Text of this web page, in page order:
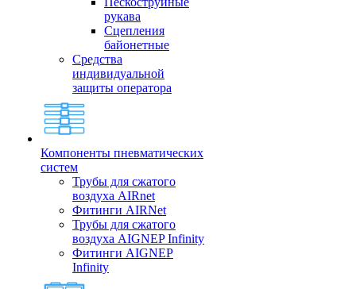
рукава
Сцепления
байонетные
Средства
индивидуальной
защиты оператора
Компоненты пневматических
систем
Трубы для сжатого
воздуха AIRnet
Фитинги AIRNet
Трубы для сжатого
воздуха AIGNEP Infinity
Фитинги AIGNEP
Infinity